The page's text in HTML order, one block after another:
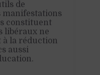
de
manifestations
constituent
libéraux ne
à la réduction
aussi